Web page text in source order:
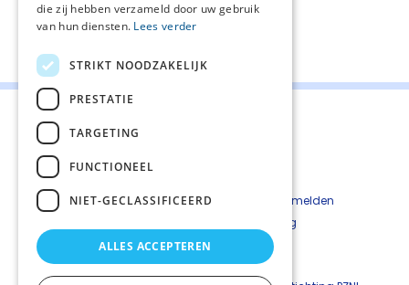
Deel deze pagina:
Contact
Kwetsbaarheid melden
Privacyverkaring
Disclaimer
die zij hebben verzameld door uw gebruik
van hun diensten. Lees verder
STRIKT NOODZAKELIJK
PRESTATIE
TARGETING
FUNCTIONEEL
NIET-GECLASSIFICEERD
ALLES ACCEPTEREN